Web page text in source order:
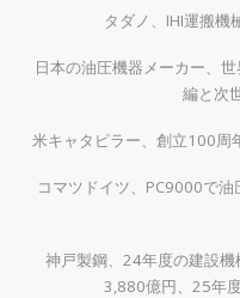
タダノ、IHI運搬機
日本の油圧機器メーカー、
編と次
米キャタピラー、創立100
コマツドイツ、PC9000で
神戸製鋼、24年度の建設
3,880億円、25年